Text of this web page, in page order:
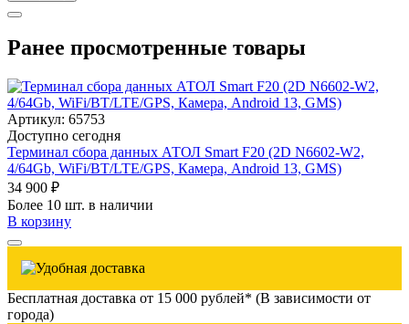
Ранее просмотренные товары
Артикул: 65753
Доступно сегодня
Терминал сбора данных АТОЛ Smart F20 (2D N6602-W2,
4/64Gb, WiFi/BT/LTE/GPS, Камера, Android 13, GMS)
34 900 ₽
Более 10 шт. в наличии
В корзину
Бесплатная доставка от 15 000 рублей* (В зависимости от
города)